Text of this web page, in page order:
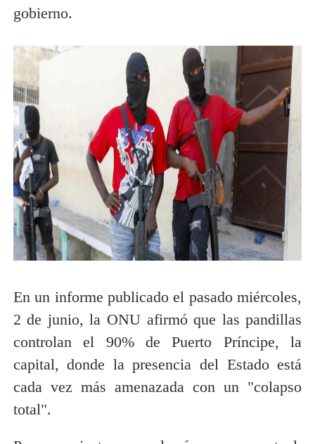
gobierno.
En un informe publicado el pasado miércoles,
2 de junio, la ONU afirmó que las pandillas
controlan el 90% de Puerto Príncipe, la
capital, donde la presencia del Estado está
cada vez más amenazada con un "colapso
total".